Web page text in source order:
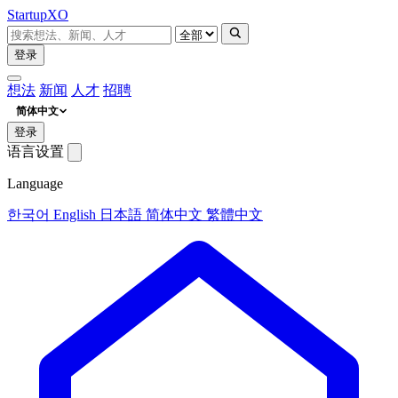
StartupXO
登录
想法 新闻 人才 招聘
简体中文
登录
语言设置
Language
한국어 English 日本語 简体中文 繁體中文